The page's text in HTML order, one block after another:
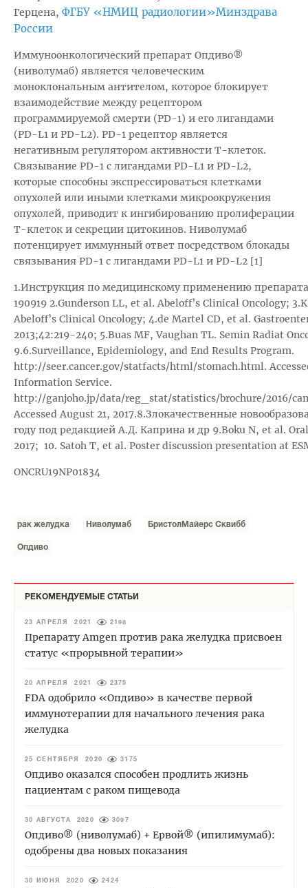
Герцена, ФГБУ «НМИЦ радиологии»Минздрава
России
Иммуноонкологический препарат Опдиво®
(ниволумаб) является человеческим
моноклональным антителом, которое блокирует
взаимодействие между рецептором
программируемой смерти (PD-1) и его лигандами
(PD-L1 и PD-L2). PD-1 рецептор является
негативным регулятором активности Т-клеток.
Связывание PD-1 с лигандами PD-L1 и PD-L2,
которые способны экспрессироваться клетками
опухолей или иными клетками микроокружения
опухолей, приводит к ингибированию пролиферации
Т-клеток и секреции цитокинов. Ниволумаб
потенцирует иммунный ответ посредством блокады
связывания PD-1 с лигандами PD-L1 и PD-L2 [1]
1.Инструкция по медицинскому применению
190919 2.Gunderson LL, et al. Abeloff’s Clinical Oncology;
Abeloff’s Clinical Oncology; 4.de Martel CD, et al.
2013;42:219-240; 5.Buas MF, Vaughan TL. Semin Radiat
9.6.Surveillance, Epidemiology, and End Results Program.
http://seer.cancer.gov/statfacts/html/stomach.html. Accessed
Information Service.
http://ganjoho.jp/data/reg_stat/statistics/brochure/2016/
Accessed August 21, 2017.8.Злокачественные
году под редакцией А.Д. Каприна и др 9.Boku N, et al.
2017; 10. Satoh T, et al. Poster discussion presentation at
ONCRU19NP01834
рак желудка Ниволумаб БристолМайерс Сквибб
Опдиво
РЕКОМЕНДУЕМЫЕ СТАТЬИ
23 АПРЕЛЯ 2021 2198
Препарату Amgen против рака желудка присвоен
статус «прорывной терапии»
20 АПРЕЛЯ 2021 2375
FDA одобрило «Опдиво» в качестве первой
иммунотерапии для начального лечения рака
желудка
25 СЕНТЯБРЯ 2020 3175
Опдиво оказался способен продлить жизнь
пациентам с раком пищевода
30 АВГУСТА 2020 3097
Опдиво® (ниволумаб) + Ервой® (ипилимумаб):
одобрены два новых показания
30 ИЮНЯ 2020 2424